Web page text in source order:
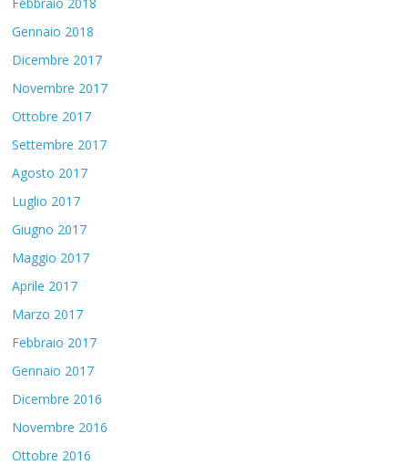
Gennaio 2018
Dicembre 2017
Novembre 2017
Ottobre 2017
Settembre 2017
Agosto 2017
Luglio 2017
Giugno 2017
Maggio 2017
Aprile 2017
Marzo 2017
Febbraio 2017
Gennaio 2017
Dicembre 2016
Novembre 2016
Ottobre 2016